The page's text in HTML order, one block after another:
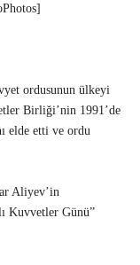
ordusunun ülkeyi
Birliği’nin 1991’de
elde etti ve ordu
Aliyev’in
Kuvvetler Günü”